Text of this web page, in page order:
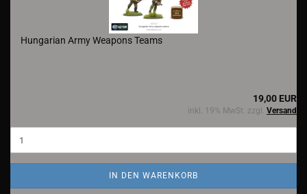
Hungarian Army Weapons Teams
19,00 EUR
inkl. 19% MwSt. zzgl. Versand
IN DEN WARENKORB